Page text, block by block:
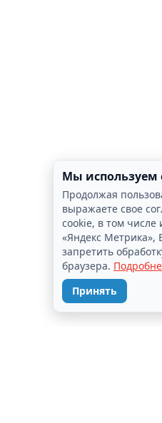
Мы используем
Продолжая
выражаете свое
cookie, в том числе
«Яндекс Метрика»,
запретить
браузера.
Принять